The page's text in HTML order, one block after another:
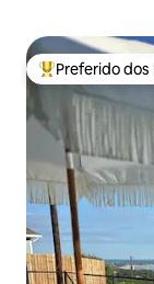
Entre os
Preferido